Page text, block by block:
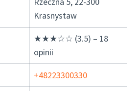
Krasnystaw
★★★☆☆ (3.5) – 18
opinii
+48223300330